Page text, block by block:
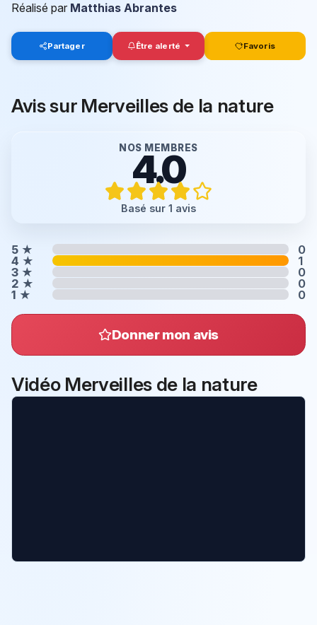
Réalisé par Matthias Abrantes
Partager Être alerté Favoris
Avis sur Merveilles de la nature
NOS MEMBRES
4.0
Basé sur 1 avis
5 ★
0
4 ★
1
3 ★
0
2 ★
0
1 ★ 0
Donner mon avis
Vidéo Merveilles de la nature